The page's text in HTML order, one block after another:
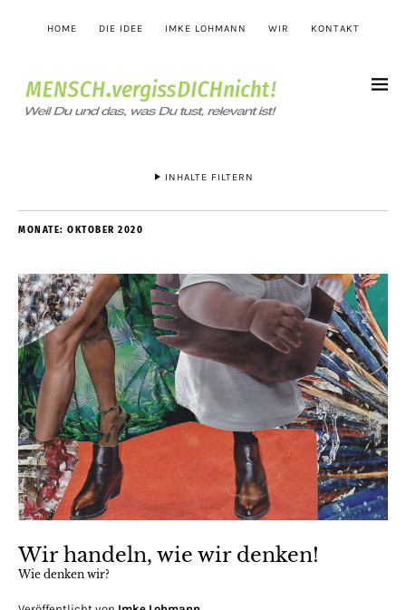
HOME DIE IDEE IMKE LOHMANN WIR KONTAKT
INHALTE FILTERN
MONATE: OKTOBER 2020
Wir handeln, wie wir denken!
Wie denken wir?